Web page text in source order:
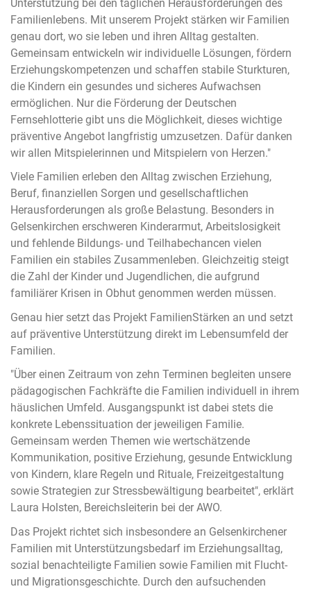
Unterstützung bei den täglichen Herausforderungen des
Familienlebens. Mit unserem Projekt stärken wir Familien
genau dort, wo sie leben und ihren Alltag gestalten.
Gemeinsam entwickeln wir individuelle Lösungen, fördern
Erziehungskompetenzen und schaffen stabile Sturkturen,
die Kindern ein gesundes und sicheres Aufwachsen
ermöglichen. Nur die Förderung der Deutschen
Fernsehlotterie gibt uns die Möglichkeit, dieses wichtige
präventive Angebot langfristig umzusetzen. Dafür danken
wir allen Mitspielerinnen und Mitspielern von Herzen."
Viele Familien erleben den Alltag zwischen Erziehung,
Beruf, finanziellen Sorgen und gesellschaftlichen
Herausforderungen als große Belastung. Besonders in
Gelsenkirchen erschweren Kinderarmut, Arbeitslosigkeit
und fehlende Bildungs- und Teilhabechancen vielen
Familien ein stabiles Zusammenleben. Gleichzeitig steigt
die Zahl der Kinder und Jugendlichen, die aufgrund
familiärer Krisen in Obhut genommen werden müssen.
Genau hier setzt das Projekt FamilienStärken an und setzt
auf präventive Unterstützung direkt im Lebensumfeld der
Familien.
"Über einen Zeitraum von zehn Terminen begleiten unsere
pädagogischen Fachkräfte die Familien individuell in ihrem
häuslichen Umfeld. Ausgangspunkt ist dabei stets die
konkrete Lebenssituation der jeweiligen Familie.
Gemeinsam werden Themen wie wertschätzende
Kommunikation, positive Erziehung, gesunde Entwicklung
von Kindern, klare Regeln und Rituale, Freizeitgestaltung
sowie Strategien zur Stressbewältigung bearbeitet", erklärt
Laura Holsten, Bereichsleiterin bei der AWO.
Das Projekt richtet sich insbesondere an Gelsenkirchener
Familien mit Unterstützungsbedarf im Erziehungsalltag,
sozial benachteiligte Familien sowie Familien mit Flucht-
und Migrationsgeschichte. Durch den aufsuchenden